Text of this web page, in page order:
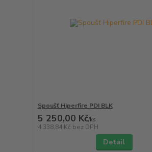
Spoušť Hiperfire PDI BLK
5 250,00 Kč/ks
4 338,84 Kč bez DPH
Detail